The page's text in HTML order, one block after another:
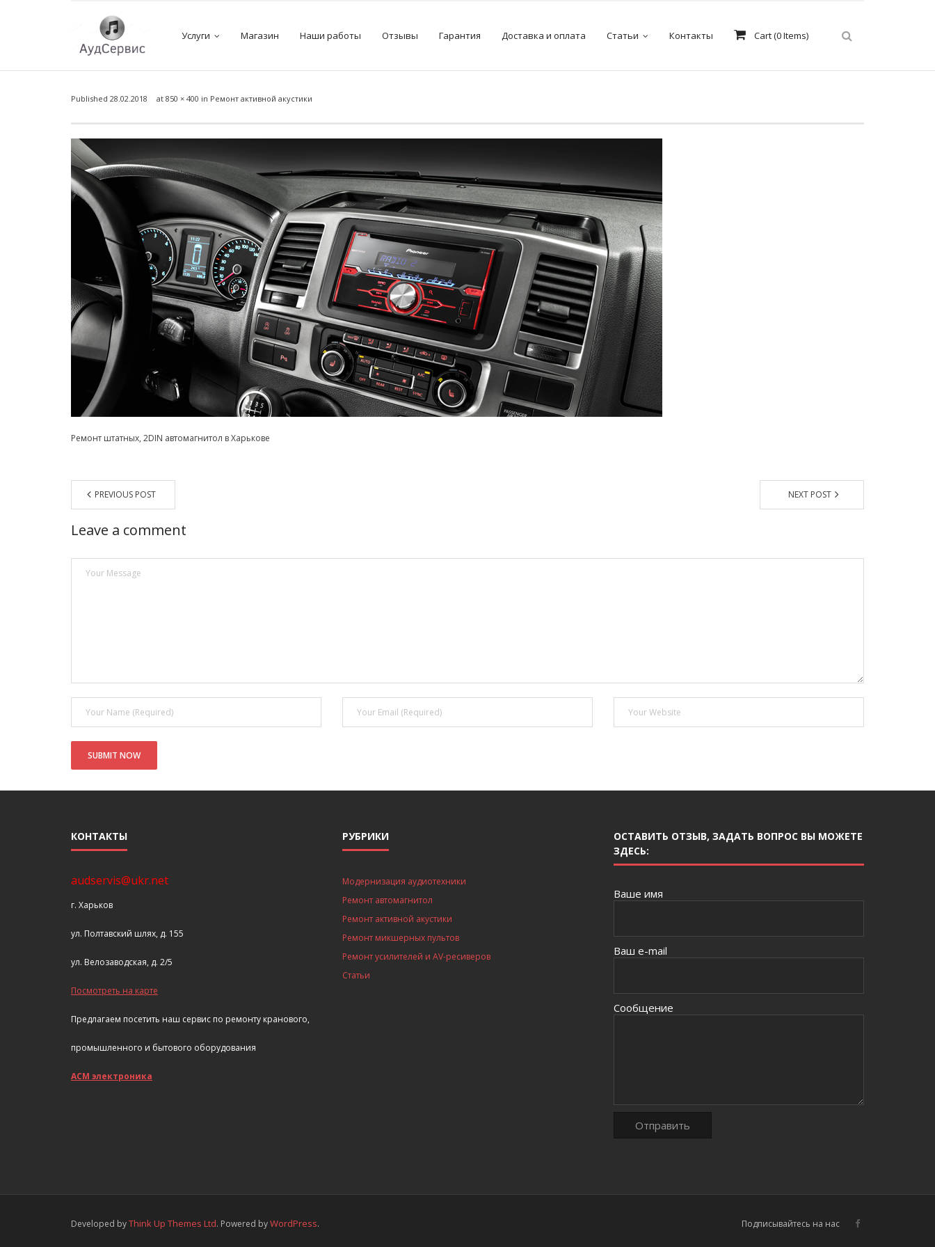
Услуги Магазин Наши работы Отзывы Гарантия Доставка и оплата Статьи Контакты Cart (0Items)
Published 28.02.2018 at 850 × 400 in Ремонт активной акустики
Ремонт штатных, 2DIN автомагнитол в Харькове
PREVIOUS POST NEXT POST
Leave a comment
КОНТАКТЫ
audservis@ukr.net
г. Харьков
ул. Полтавский шлях, д. 155
ул. Велозаводская, д. 2/5
Посмотреть на карте
Предлагаем посетить наш сервис по ремонту кранового,
промышленного и бытового оборудования
АСМ электроника
РУБРИКИ
Модернизация аудиотехники
Ремонт автомагнитол
Ремонт активной акустики
Ремонт микшерных пультов
Ремонт усилителей и AV-ресиверов
Статьи
ОСТАВИТЬ ОТЗЫВ, ЗАДАТЬ ВОПРОС ВЫ МОЖЕТЕ
ЗДЕСЬ:
Ваше имя
Ваш e-mail
Сообщение
Developed byThink Up Themes Ltd. Powered byWordPress. Подписывайтесь на нас